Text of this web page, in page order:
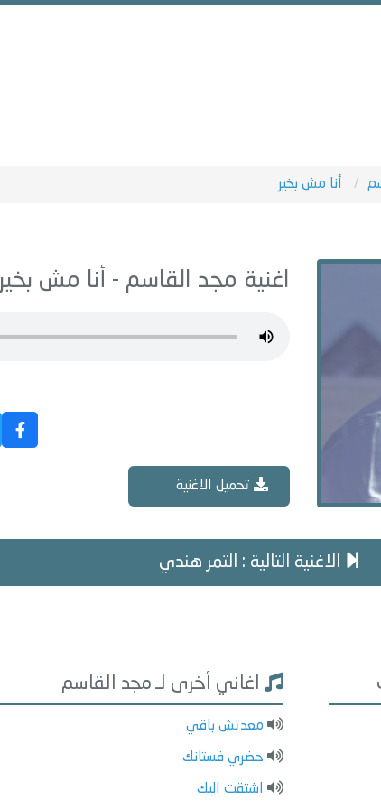
أنا مش بخير
اغنية مجد القاسم - أنا مش بخير
تحميل الاغنية
الاغنية التالية : التمر هندي
اغاني أخرى لـ مجد القاسم
معدتش باقي
حضري فستانك
اشتقت اليك